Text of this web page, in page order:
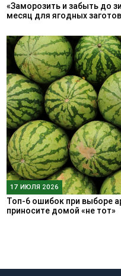
«Заморозить и забыть до
месяц для ягодных
17 ИЮЛЯ 2026
Топ-6 ошибок при выборе
приносите домой «не тот»